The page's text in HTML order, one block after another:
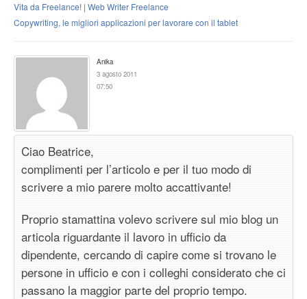
Vita da Freelance! | Web Writer Freelance
Copywriting, le migliori applicazioni per lavorare con il tablet
Anika
3 agosto 2011
07:50
Ciao Beatrice,
complimenti per l’articolo e per il tuo modo di
scrivere a mio parere molto accattivante!
Proprio stamattina volevo scrivere sul mio blog un
articola riguardante il lavoro in ufficio da
dipendente, cercando di capire come si trovano le
persone in ufficio e con i colleghi considerato che ci
passano la maggior parte del proprio tempo.